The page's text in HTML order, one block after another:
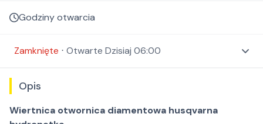
Godziny otwarcia
Zamknięte ⋅ Otwarte Dzisiaj 06:00
Opis
Wiertnica otwornica diamentowa husqvarna